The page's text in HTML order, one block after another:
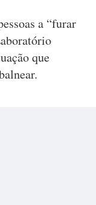
a “furar
que